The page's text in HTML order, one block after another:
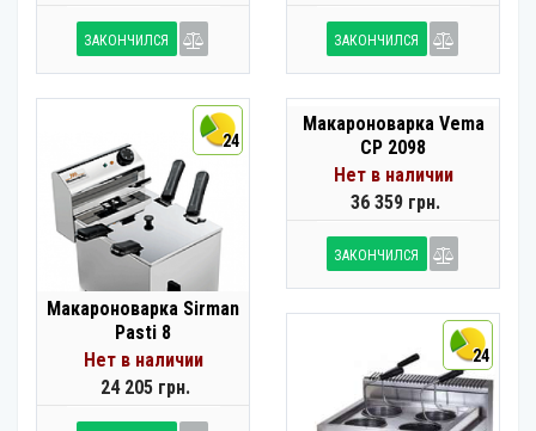
ЗАКОНЧИЛСЯ ЗАКОНЧИЛСЯ
24
Макароноварка Sirman
Pasti 8
Нет в наличии
24 205 грн.
Макароноварка Vema
CP 2098
Нет в наличии
36 359 грн.
ЗАКОНЧИЛСЯ
24